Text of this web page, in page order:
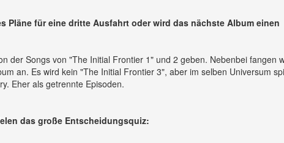
Pläne für eine dritte Ausfahrt oder wird das nächste Album einen
der Songs von "The Initial Frontier 1" und 2 geben. Nebenbei fangen
an. Es wird kein "The Initial Frontier 3", aber im selben Universum
Eher als getrennte Episoden.
das große Entscheidungsquiz: